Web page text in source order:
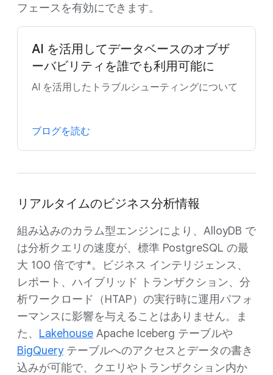
フェースを有効にできます。
AI を活用してデータベースのオブザ
ーバビリティを誰でも利用可能に
AI を活用したトラブルシューティングについて
ブログを読む
リアルタイムのビジネス分析情報
組み込みのカラム型エンジンにより、AlloyDB で
は分析クエリの速度が、標準 PostgreSQL の最
大 100 倍です*。ビジネス インテリジェンス、
レポート、ハイブリッド トランザクション、分
析ワークロード（HTAP）の実行時に運用パフォ
ーマンスに影響を与えることはありません。ま
た、 Lakehouse Apache Iceberg テーブルや
BigQueryテーブルへのアクセスとデータの書き
込みが可能で、クエリやトランザクション内か